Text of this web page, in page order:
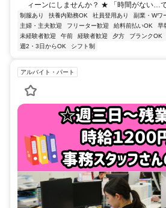
ィーンにしませんか？ ★ 「時間がない…
制服あり 扶養内勤務OK 社員登用あり 副業・Wワ
主婦・主夫歓迎
フリーター歓迎 給料前払いOK 早
未経験者歓迎
午前 経験者歓迎 夕方 ブランクOK
週2・3日からOK
シフト制
アルバイト・パート